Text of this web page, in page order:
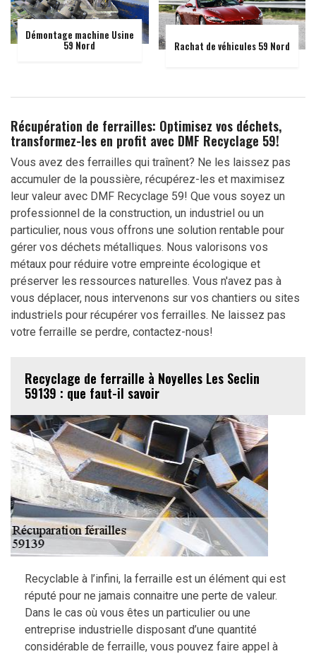
Démontage machine Usine
59 Nord Rachat de véhicules 59 Nord
Récupération de ferrailles: Optimisez vos déchets,
transformez-les en profit avec DMF Recyclage 59!
Vous avez des ferrailles qui traînent? Ne les laissez pas
accumuler de la poussière, récupérez-les et maximisez
leur valeur avec DMF Recyclage 59! Que vous soyez un
professionnel de la construction, un industriel ou un
particulier, nous vous offrons une solution rentable pour
gérer vos déchets métalliques. Nous valorisons vos
métaux pour réduire votre empreinte écologique et
préserver les ressources naturelles. Vous n'avez pas à
vous déplacer, nous intervenons sur vos chantiers ou sites
industriels pour récupérer vos ferrailles. Ne laissez pas
votre ferraille se perdre, contactez-nous!
Recyclage de ferraille à Noyelles Les Seclin
59139 : que faut-il savoir
Recyclable à l’infini, la ferraille est un élément qui est
réputé pour ne jamais connaitre une perte de valeur.
Dans le cas où vous êtes un particulier ou une
entreprise industrielle disposant d’une quantité
considérable de ferraille, vous pouvez faire appel à